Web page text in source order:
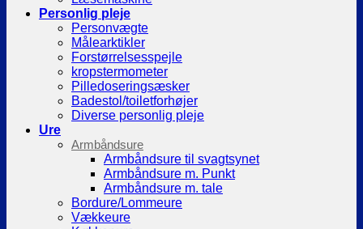
Personlig pleje
Personvægte
Målearktikler
Forstørrelsesspejle
kropstermometer
Pilledoseringsæsker
Badestol/toiletforhøjer
Diverse personlig pleje
Ure
Armbåndsure
Armbåndsure til svagtsynet
Armbåndsure m. Punkt
Armbåndsure m. tale
Bordure/Lommeure
Vækkeure